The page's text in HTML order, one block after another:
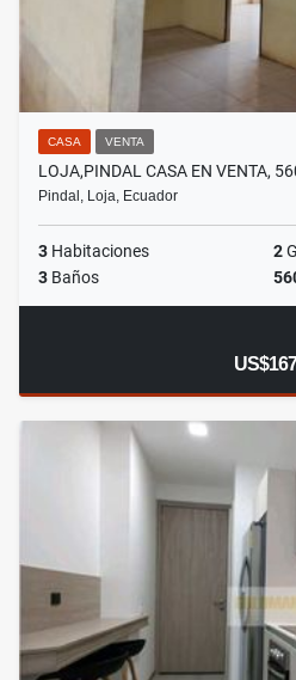
CASA VENTA
LOJA,PINDAL CASA EN VENTA,
Pindal, Loja, Ecuador
3 Habitaciones 2
3 Baños